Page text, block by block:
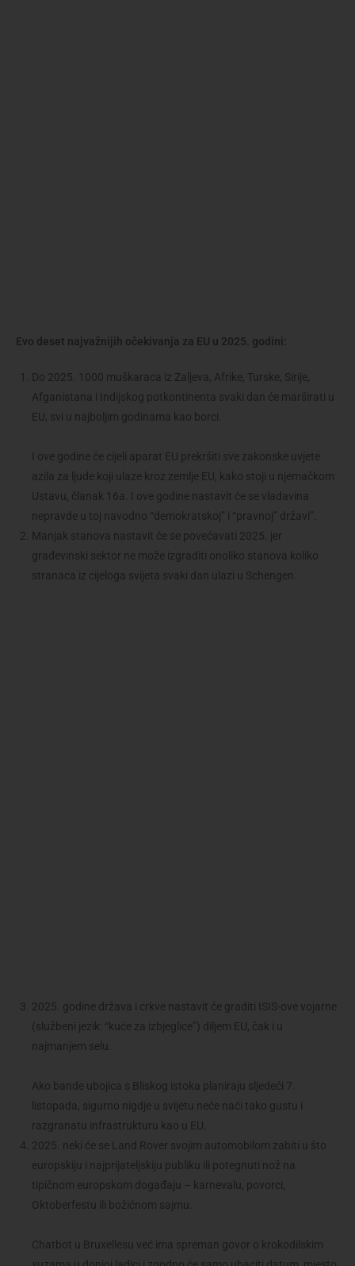
Evo deset najvažnijih očekivanja za EU u 2025. godini:
Do 2025. 1000 muškaraca iz Zaljeva, Afrike, Turske, Sirije,
Afganistana i Indijskog potkontinenta svaki dan će marširati u
EU, svi u najboljim godinama kao borci.
I ove godine će cijeli aparat EU prekršiti sve zakonske uvjete
azila za ljude koji ulaze kroz zemlje EU, kako stoji u njemačkom
Ustavu, članak 16a. I ove godine nastavit će se vladavina
nepravde u toj navodno “demokratskoj” i “pravnoj” državi”.
Manjak stanova nastavit će se povećavati 2025. jer
građevinski sektor ne može izgraditi onoliko stanova koliko
stranaca iz cijeloga svijeta svaki dan ulazi u Schengen.
2025. godine država i crkve nastavit će graditi ISIS-ove vojarne
(službeni jezik: “kuće za izbjeglice”) diljem EU, čak i u
najmanjem selu.
Ako bande ubojica s Bliskog istoka planiraju sljedeći 7.
listopada, sigurno nigdje u svijetu neće naći tako gustu i
razgranatu infrastrukturu kao u EU.
2025. neki će se Land Rover svojim automobilom zabiti u što
europskiju i najprijateljskiju publiku ili potegnuti nož na
tipičnom europskom događaju – karnevalu, povorci,
Oktoberfestu ili božićnom sajmu.
Chatbot u Bruxellesu već ima spreman govor o krokodilskim